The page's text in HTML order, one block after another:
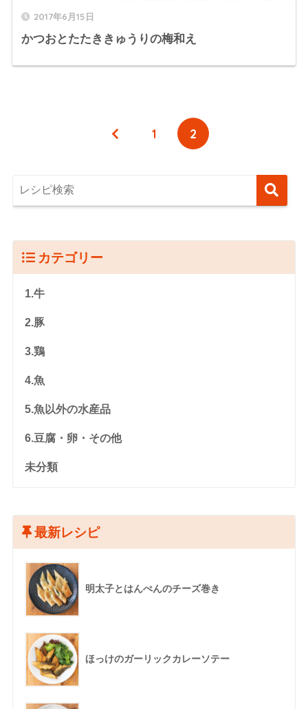
2017年6月15日
かつおとたたききゅうりの梅和え
1 2
カテゴリー
1.牛
2.豚
3.鶏
4.魚
5.魚以外の水産品
6.豆腐・卵・その他
未分類
最新レシピ
明太子とはんぺんのチーズ巻き
ほっけのガーリックカレーソテー